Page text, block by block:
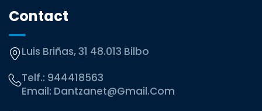
Contact
Luis Briñas, 31 48.013 Bilbo
Telf.: 944418563
Email: Dantzanet@gmail.com